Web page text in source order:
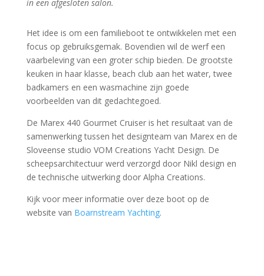
in een afgesloten salon.
Het idee is om een familieboot te ontwikkelen met een
focus op gebruiksgemak. Bovendien wil de werf een
vaarbeleving van een groter schip bieden. De grootste
keuken in haar klasse, beach club aan het water, twee
badkamers en een wasmachine zijn goede
voorbeelden van dit gedachtegoed.
De Marex 440 Gourmet Cruiser is het resultaat van de
samenwerking tussen het designteam van Marex en de
Sloveense studio VOM Creations Yacht Design. De
scheepsarchitectuur werd verzorgd door Nikl design en
de technische uitwerking door Alpha Creations.
Kijk voor meer informatie over deze boot op de
website van Boarnstream Yachting.